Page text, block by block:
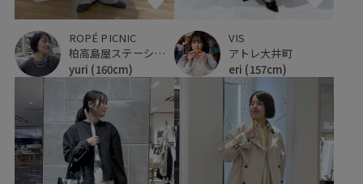
ROPÉ PICNIC
柏高島屋ステーションモール
yuri (160cm)
VIS
アトレ大井町
eri (157cm)